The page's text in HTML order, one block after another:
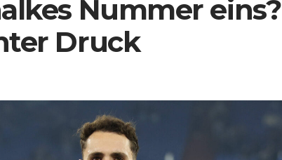
Nummer eins?
Druck